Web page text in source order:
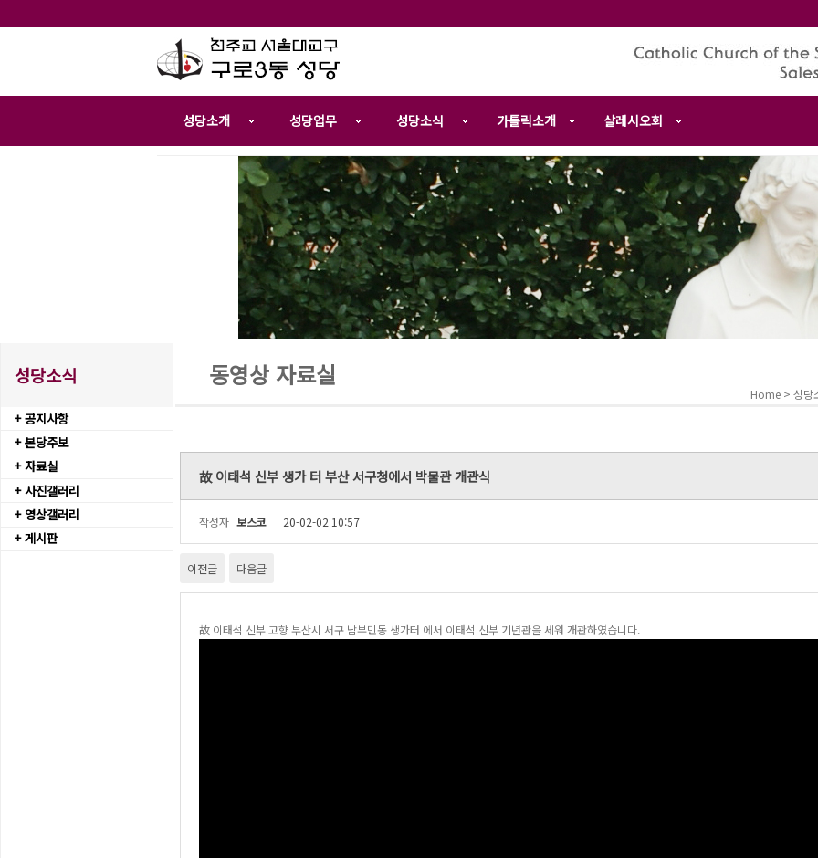
성당소개 성당업무 성당소식 가톨릭소개 살레시오회
성당소식
+ 공지사항
+ 본당주보
+ 자료실
+ 사진갤러리
+ 영상갤러리
+ 게시판
동영상 자료실
Home > 성당
故 이태석 신부 생가 터 부산 서구청에서 박물관 개관식
작성자 보스코 20-02-02 10:57
이전글 다음글
故 이태석 신부 고향 부산시 서구 남부민동 생가터 에서 이태석 신부 기년관을 세워 개관하였습니다.